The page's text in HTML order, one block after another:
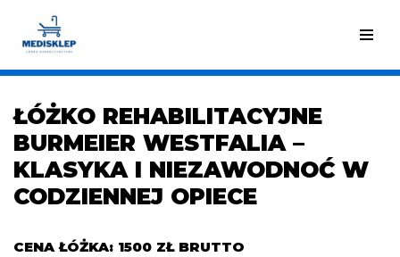
Przejdź
do
ŁÓŻKO REHABILITACYJNE
BURMEIER WESTFALIA –
KLASYKA I NIEZAWODNOĆ W
CODZIENNEJ OPIECE
CENA ŁÓŻKA: 1500 ZŁ BRUTTO